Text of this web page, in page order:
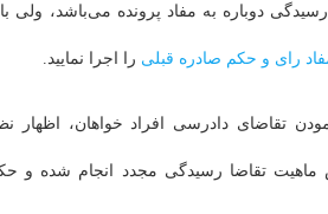
دوباره به مفاد پرونده می‌باشد، ولی
رای و حکم صادره قبلی را اجرا نمایید.
تقاضای دادرسی افراد خواهان، اظهار
تقاضا رسیدگی مجدد انجام شده و